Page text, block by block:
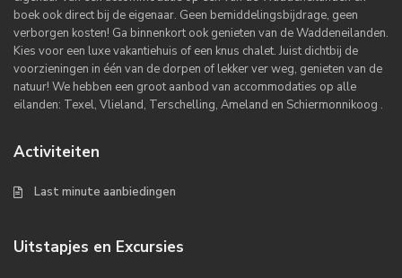
boek ook direct bij de eigenaar. Geen bemiddelingsbijdrage, geen
verborgen kosten! Ga binnenkort ook genieten van de Waddeneilanden.
Kies voor een luxe vakantiehuis of een knus chalet. Juist dichtbij de
voorzieningen in één van de dorpen of lekker ver weg, genieten van de
natuur! We hebben een groot aanbod van accommodaties op alle
eilanden: Texel, Vlieland, Terschelling, Ameland en Schiermonnikoog .
Activiteiten
Last minute aanbiedingen
Uitstapjes en Excursies